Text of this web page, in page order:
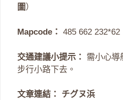
圖 ）
Mapcode： 485 662 232*62
交通建議小提示：
需小心導
步行小路下去。
文章連結： チグヌ浜